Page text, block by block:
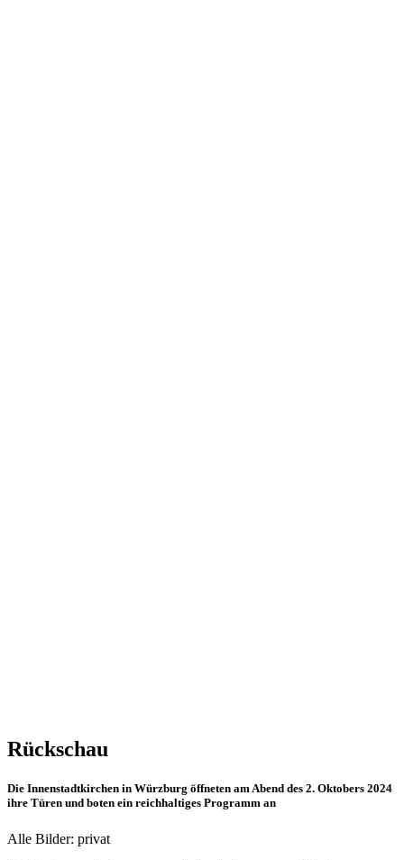
Rückschau
Die Innenstadtkirchen in Würzburg öffneten am Abend des 2. Oktobers 2024
ihre Türen und boten ein reichhaltiges Programm an
Alle Bilder: privat